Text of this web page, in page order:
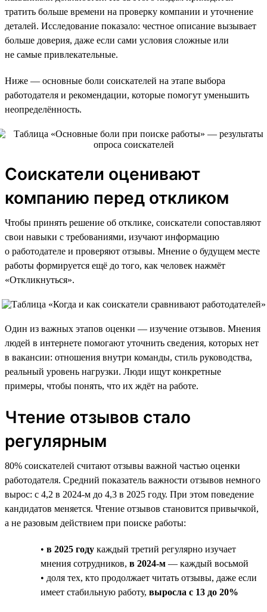
тратить больше времени на проверку компании и уточнение
деталей. Исследование показало: честное описание вызывает
больше доверия, даже если сами условия сложные или
не самые привлекательные.
Ниже — основные боли соискателей на этапе выбора
работодателя и рекомендации, которые помогут уменьшить
неопределённость.
Соискатели оценивают
компанию перед откликом
Чтобы принять решение об отклике, соискатели сопоставляют
свои навыки с требованиями, изучают информацию
о работодателе и проверяют отзывы. Мнение о будущем месте
работы формируется ещё до того, как человек нажмёт
«Откликнуться».
Один из важных этапов оценки — изучение отзывов. Мнения
людей в интернете помогают уточнить сведения, которых нет
в вакансии: отношения внутри команды, стиль руководства,
реальный уровень нагрузки. Люди ищут конкретные
примеры, чтобы понять, что их ждёт на работе.
Чтение отзывов стало
регулярным
80% соискателей считают отзывы важной частью оценки
работодателя. Средний показатель важности отзывов немного
вырос: с 4,2 в 2024-м до 4,3 в 2025 году. При этом поведение
кандидатов меняется. Чтение отзывов становится привычкой,
а не разовым действием при поиске работы:
• в 2025 году каждый третий регулярно изучает
мнения сотрудников, в 2024-м — каждый восьмой
• доля тех, кто продолжает читать отзывы, даже если
имеет стабильную работу, выросла с 13 до 20%